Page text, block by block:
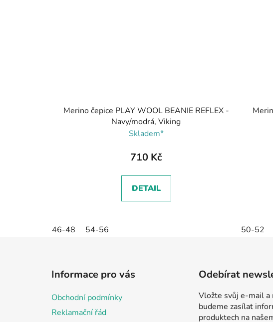
Merino čepice PLAY WOOL BEANIE REFLEX -
Navy/modrá, Viking
Skladem*
710 Kč
DETAIL
46-48 54-56 50-52
Informace pro vás
Obchodní podmínky
Reklamační řád
Odebírat
Vložte svůj e-mail a
budeme zasílat
produktech na